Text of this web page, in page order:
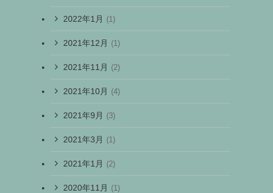
2022年1月 (1)
2021年12月 (1)
2021年11月 (2)
2021年10月 (4)
2021年9月 (3)
2021年3月 (1)
2021年1月 (2)
2020年11月 (1)